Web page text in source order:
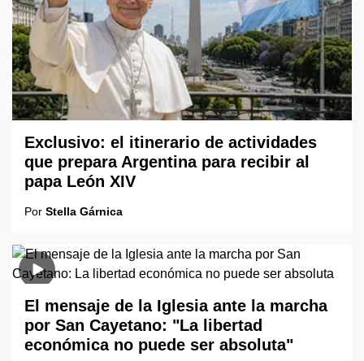
Exclusivo: el itinerario de actividades
que prepara Argentina para recibir al
papa León XIV
Por Stella Gárnica
El mensaje de la Iglesia ante la marcha
por San Cayetano: "La libertad
económica no puede ser absoluta"